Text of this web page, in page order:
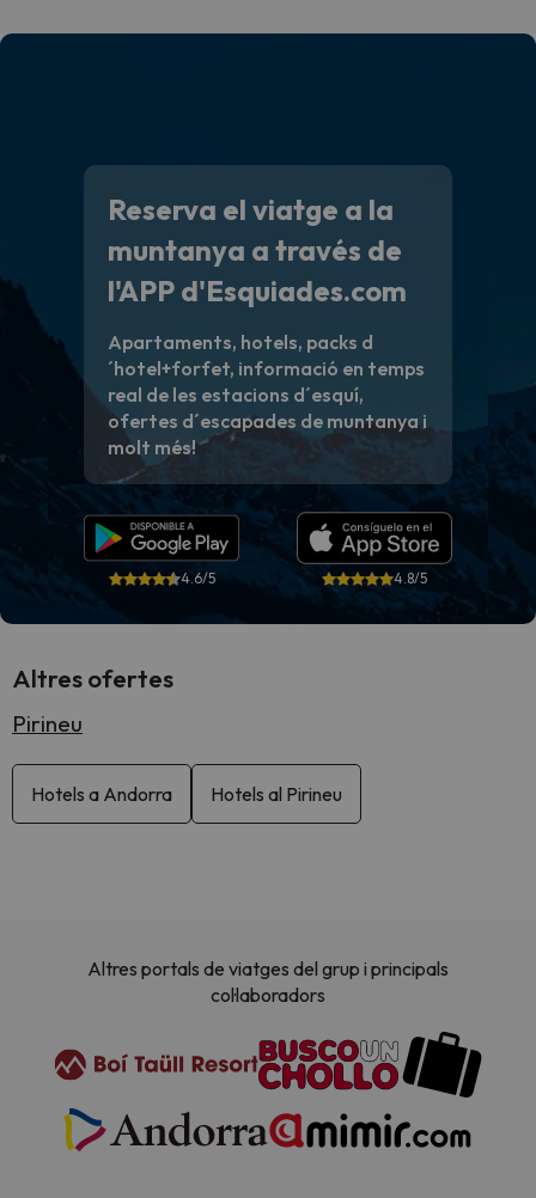
Reserva el viatge a la
muntanya a través de
l'APP d'Esquiades.com
Apartaments, hotels, packs d
´hotel+forfet, informació en temps
real de les estacions d´esquí,
ofertes d´escapades de muntanya i
molt més!
4.6/5 4.8/5
Altres ofertes
Pirineu
Hotels a Andorra Hotels al Pirineu
Altres portals de viatges del grup i principals
col·laboradors